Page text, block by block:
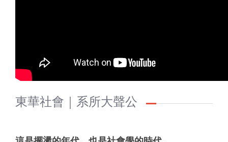
東華社會｜系所大聲公